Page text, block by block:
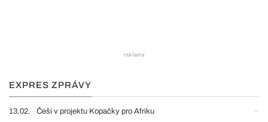
EXPRES ZPRÁVY
13.02. Češi v projektu Kopačky pro Afriku